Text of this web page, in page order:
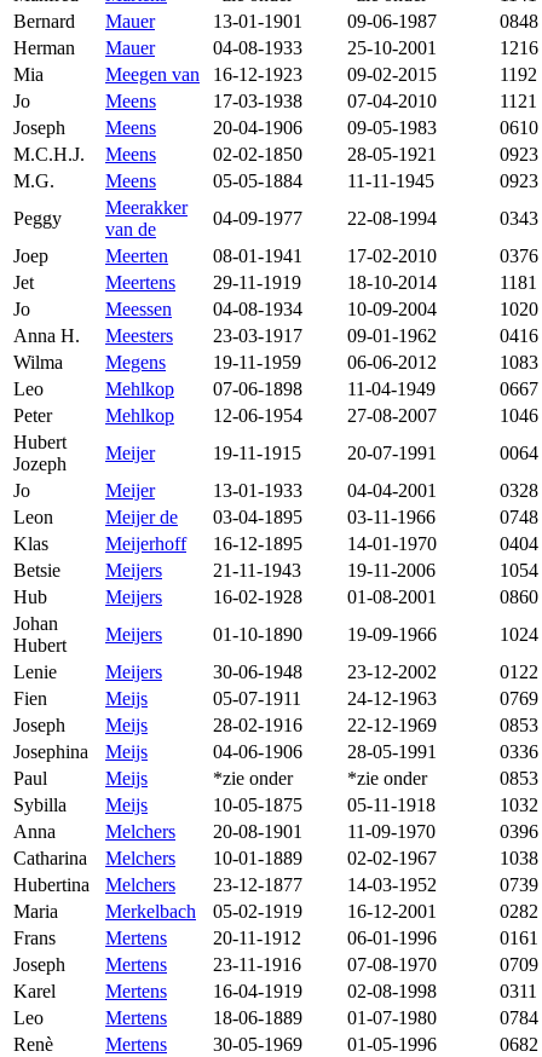
Bernard
Mauer 13-01-1901 09-06-1987
0848
Herman
Mauer 04-08-1933 25-10-2001
1216
Mia
Meegen van 16-12-1923 09-02-2015
1192
Jo
Meens 17-03-1938 07-04-2010
1121
Joseph
Meens 20-04-1906 09-05-1983
0610
M.C.H.J.
Meens 02-02-1850 28-05-1921
0923
M.G.
Meens 05-05-1884 11-11-1945
0923
Peggy
Meerakker
van de
04-09-1977 22-08-1994
0343
Joep
Meerten 08-01-1941 17-02-2010
0376
Jet
Meertens 29-11-1919 18-10-2014
1181
Jo
Meessen 04-08-1934 10-09-2004
1020
Anna H.
Meesters 23-03-1917 09-01-1962
0416
Wilma
Megens 19-11-1959 06-06-2012
1083
Leo
Mehlkop 07-06-1898 11-04-1949
0667
Peter
Mehlkop 12-06-1954 27-08-2007
1046
Hubert
Jozeph
Meijer 19-11-1915 20-07-1991
0064
Jo
Meijer 13-01-1933 04-04-2001
0328
Leon
Meijer de 03-04-1895 03-11-1966
0748
Klas
Meijerhoff 16-12-1895 14-01-1970
0404
Betsie
Meijers 21-11-1943 19-11-2006
1054
Hub
Meijers 16-02-1928 01-08-2001
0860
Johan
Hubert
Meijers 01-10-1890 19-09-1966
1024
Lenie
Meijers 30-06-1948 23-12-2002
0122
Fien
Meijs 05-07-1911 24-12-1963
0769
Joseph
Meijs 28-02-1916 22-12-1969
0853
Josephina
Meijs 04-06-1906 28-05-1991
0336
Paul
Meijs *zie onder *zie onder
0853
Sybilla
Meijs 10-05-1875 05-11-1918
1032
Anna
Melchers 20-08-1901 11-09-1970
0396
Catharina
Melchers 10-01-1889 02-02-1967
1038
Hubertina
Melchers 23-12-1877 14-03-1952
0739
Maria
Merkelbach 05-02-1919 16-12-2001
0282
Frans
Mertens 20-11-1912 06-01-1996
0161
Joseph
Mertens 23-11-1916 07-08-1970
0709
Karel
Mertens 16-04-1919 02-08-1998
0311
Leo
Mertens 18-06-1889 01-07-1980
0784
Renè
Mertens 30-05-1969 01-05-1996
0682